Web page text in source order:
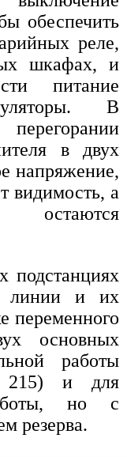
обеспечить
реле,
шкафах, и
питание
В
в двух
напряжение,
видимость, а
подстанциях
линии и их
переменного
основных
работы
215) и для
но с
резерва.